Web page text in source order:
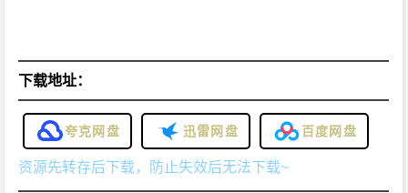
下载地址：
夸克网盘 迅雷网盘 百度网盘
资源先转存后下载，防止失效后无法下载~